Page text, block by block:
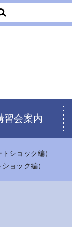
習会案内
ショック編）
ョック編）